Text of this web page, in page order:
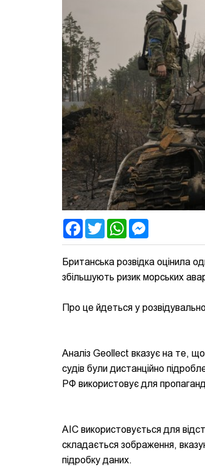
FacebookTwitter WhatsApp
Британська розвідка оцінила
збільшують ризик морських
Про це йдеться у
Аналіз Geollect вказує на те,
судів були дистанційно
РФ використовує для
АІС використовується для
складається зображення,
підробку даних.